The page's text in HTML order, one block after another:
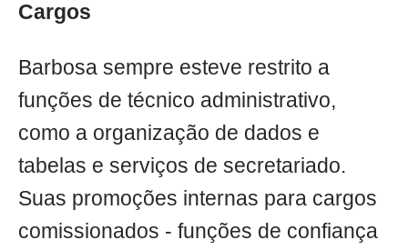
Cargos
Barbosa sempre esteve restrito a
funções de técnico administrativo,
como a organização de dados e
tabelas e serviços de secretariado.
Suas promoções internas para cargos
comissionados - funções de confiança